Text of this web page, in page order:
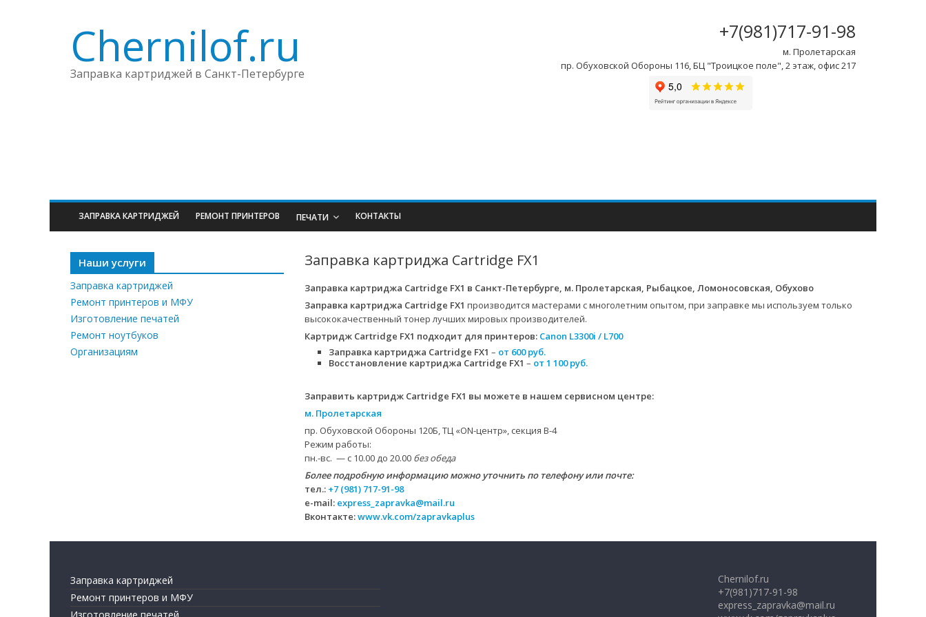
Chernilof.ru
Заправка картриджей в Санкт-Петербурге
+7(981)717-91-98
м. Пролетарская
пр. Обуховской Обороны 116, БЦ "Троицкое поле", 2 этаж, офис 217
ЗАПРАВКА КАРТРИДЖЕЙ РЕМОНТ ПРИНТЕРОВ ПЕЧАТИ КОНТАКТЫ
Заправка картриджа Cartridge FX1
Заправка картриджа Cartridge FX1 в Санкт-Петербурге, м. Пролетарская, Рыбацкое, Ломоносовская, Обухово
Заправка картриджа Cartridge FX1 производится мастерами с многолетним опытом, при заправке мы используем только
высококачественный тонер лучших мировых производителей.
Картридж Cartridge FX1 подходит для принтеров: Canon L3300i / L700
Заправка картриджа Cartridge FX1 – от 600 руб.
Восстановление картриджа Cartridge FX1 – от 1 100 руб.
Заправить картридж Cartridge FX1 вы можете в нашем сервисном центре:
м. Пролетарская
пр. Обуховской Обороны 120Б, ТЦ «ON-центр», секция B-4
Режим работы:
пн.-вс. — с 10.00 до 20.00 без обеда
Более подробную информацию можно уточнить по телефону или почте:
тел.: +7 (981) 717-91-98
e-mail: express_zapravka@mail.ru
Вконтакте:www.vk.com/zapravkaplus
Наши услуги
Заправка картриджей
Ремонт принтеров и МФУ
Изготовление печатей
Ремонт ноутбуков
Организациям
Заправка картриджей
Ремонт принтеров и МФУ
Chernilof.ru
+7(981)717-91-98
express_zapravka@mail.ru